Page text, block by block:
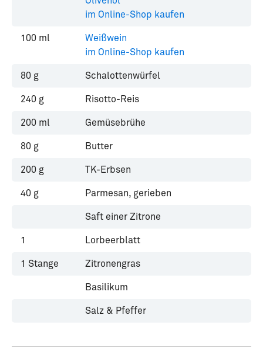
im Online-Shop kaufen
100 ml
Weißwein
im Online-Shop kaufen
80 g Schalottenwürfel
240 g Risotto-Reis
200 ml Gemüsebrühe
80 g Butter
200 g TK-Erbsen
40 g Parmesan, gerieben
Saft einer Zitrone
1 Lorbeerblatt
1 Stange Zitronengras
Basilikum
Salz & Pfeffer